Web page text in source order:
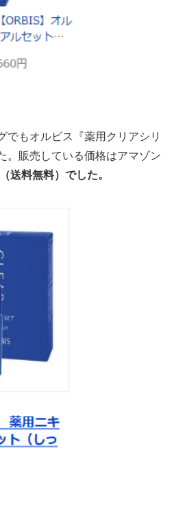
でもオルビス『薬用クリアシリ
。販売している価格はアマゾン
送料無料）でした。